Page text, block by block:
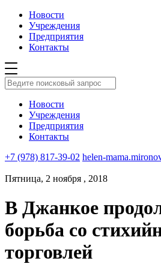
Новости
Учреждения
Предприятия
Контакты
Новости
Учреждения
Предприятия
Контакты
+7 (978) 817-39-02 helen-
Пятница, 2 ноября , 2018
В Джанкое
борьба со
торговлей